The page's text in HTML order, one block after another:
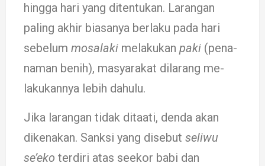
hingga ha­ri yang ditentukan. Larangan
paling akhir biasa­nya berlaku pada hari
sebelum mosalaki me­laku­kan pa­ki (pena­
nam­­an benih), ma­sya­rakat di­larang me­
laku­kannya­ lebih dahu­lu.
Jika larangan ti­dak dit­aati, den­da akan
dike­nakan. Sanksi yang di­se­but seliwu
se’eko ter­diri atas seekor babi dan